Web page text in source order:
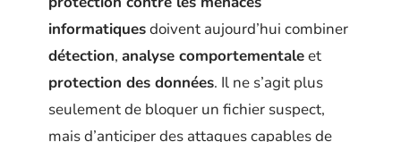
informatiquesdoivent aujourd’hui combiner
détection, analyse comportementaleet
protection des données. Il ne s’agit plus
seulement de bloquer un fichier suspect,
mais d’anticiper des attaques capables de